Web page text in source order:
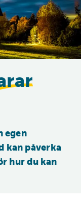
egen
kan påverka
hur du kan